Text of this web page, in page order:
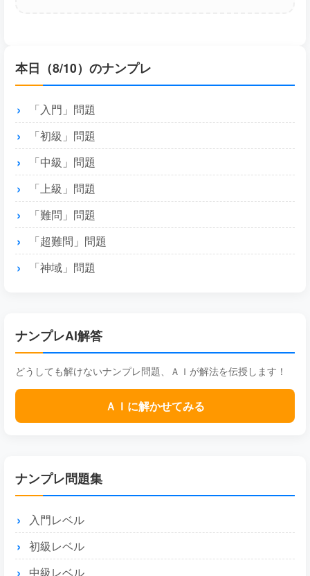
本日（8/10）のナンプレ
「入門」問題
「初級」問題
「中級」問題
「上級」問題
「難問」問題
「超難問」問題
「神域」問題
ナンプレAI解答
どうしても解けないナンプレ問題、ＡＩが解法を伝授します！
ＡＩに解かせてみる
ナンプレ問題集
入門レベル
初級レベル
中級レベル